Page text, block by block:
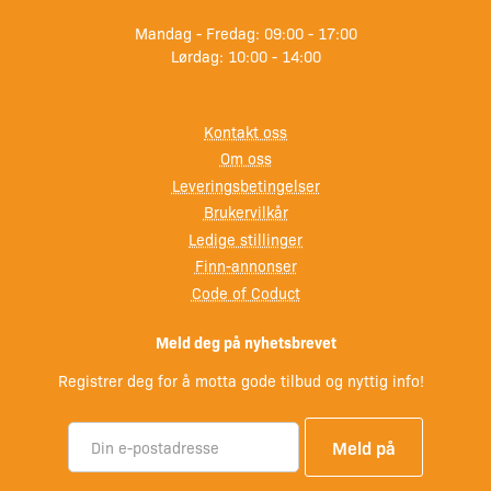
Mandag - Fredag: 09:00 - 17:00
Lørdag: 10:00 - 14:00
Kontakt oss
Om oss
Leveringsbetingelser
Brukervilkår
Ledige stillinger
Finn-annonser
Code of Coduct
Meld deg på nyhetsbrevet
Registrer deg for å motta gode tilbud og nyttig info!